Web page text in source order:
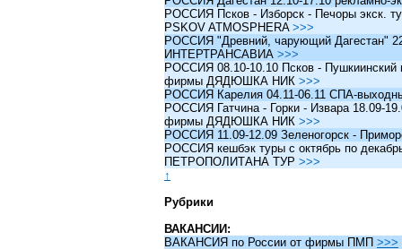
РОССИЯ Псков - Изборск - Печоры экск.
PSKOV ATMOSPHERA >>>
РОССИЯ "Древний, чарующий Дагестан"
ИНТЕРТРАНСАВИА >>>
РОССИЯ 08.10-10.10 Псков - Пушкиинский
фирмы ДЯДЮШКА НИК >>>
РОССИЯ Карелия 04.11-06.11 СПА-
РОССИЯ Гатчина - Горки - Извара 18.09-
фирмы ДЯДЮШКА НИК >>>
РОССИЯ 11.09-12.09 Зеленогорск -
РОССИЯ кешбэк туры c октябрь по
ПЕТРОПОЛИТАНА ТУР >>>
↑
Рубрики
ВАКАНСИИ:
ВАКАНСИЯ по России от фирмы ПМП >>>